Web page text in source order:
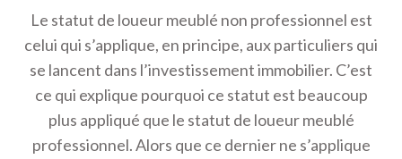
Le statut de loueur meublé non professionnel est
celui qui s’applique, en principe, aux particuliers qui
se lancent dans l’investissement immobilier. C’est
ce qui explique pourquoi ce statut est beaucoup
plus appliqué que le statut de loueur meublé
professionnel. Alors que ce dernier ne s’applique